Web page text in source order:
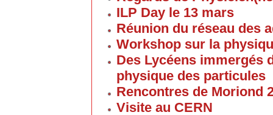
ILP Day le 13 mars
Réunion du réseau des
Workshop sur la
Des Lycéens immergés
physique des particules
Rencontres de Moriond
Visite au CERN